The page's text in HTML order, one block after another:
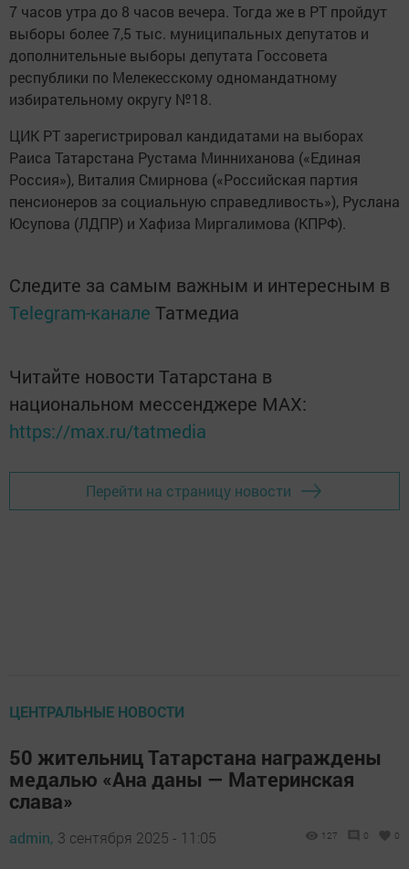
7 часов утра до 8 часов вечера. Тогда же в РТ пройдут
выборы более 7,5 тыс. муниципальных депутатов и
дополнительные выборы депутата Госсовета
республики по Мелекесскому одномандатному
избирательному округу №18.
ЦИК РТ зарегистрировал кандидатами на выборах
Раиса Татарстана Рустама Минниханова («Единая
Россия»), Виталия Смирнова («Российская партия
пенсионеров за социальную справедливость»), Руслана
Юсупова (ЛДПР) и Хафиза Миргалимова (КПРФ).
Следите за самым важным и интересным в
Telegram-канале Татмедиа
Читайте новости Татарстана в
национальном мессенджере MАХ:
https://max.ru/tatmedia
Перейти на страницу новости
ЦЕНТРАЛЬНЫЕ НОВОСТИ
50 жительниц Татарстана награждены
медалью «Ана даны — Материнская
слава»
admin, 3 сентября 2025 - 11:05 127 0 0